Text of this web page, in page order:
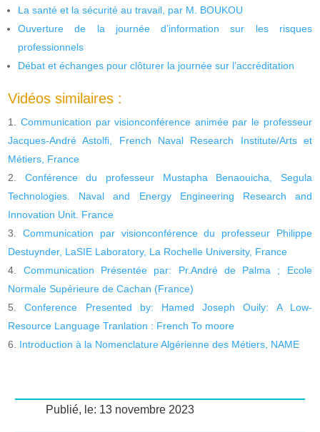
La santé et la sécurité au travail, par M. BOUKOU
Ouverture de la journée d’information sur les risques
professionnels
Débat et échanges pour clôturer la journée sur l’accréditation
Vidéos similaires :
Communication par visionconférence animée par le professeur
Jacques-André Astolfi, French Naval Research Institute/Arts et
Métiers, France
Conférence du professeur Mustapha Benaouicha, Segula
Technologies. Naval and Energy Engineering Research and
Innovation Unit. France
Communication par visionconférence du professeur Philippe
Destuynder, LaSIE Laboratory, La Rochelle University, France
Communication Présentée par: Pr.André de Palma ; Ecole
Normale Supérieure de Cachan (France)
Conference Presented by: Hamed Joseph Ouily: A Low-
Resource Language Tranlation : French To moore
Introduction à la Nomenclature Algérienne des Métiers, NAME
Publié, le: 13 novembre 2023